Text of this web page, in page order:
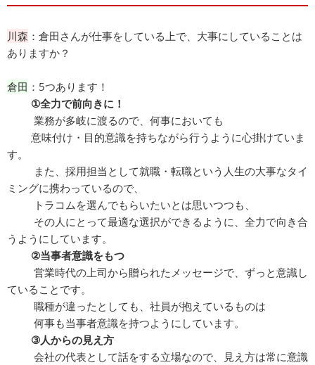
川森 ：倉田さんが仕事をしている上で、大事にしていることは
ありますか？
倉田 ：5つあります！
①全力で前向きに！
業務が多岐に渡るので、何事においても
意味付け・目的意識を持ちながら行うように心掛けていま
す。
また、採用担当として就職・転職という人生の大事なタイ
ミングに携わっているので、
トラコムを選んでもらいたいとは思いつつも、
その人にとって最適な選択ができるように、全力で向き合
うようにしています。
②当事者意識をもつ
営業時代の上司から贈られたメッセージで、ずっと意識し
ていることです。
職種が違ったとしても、社員が抱えているものは
何事も当事者意識を持つようにしています。
③人からの見え方
会社の代表として話をする立場なので、見え方は常に意識